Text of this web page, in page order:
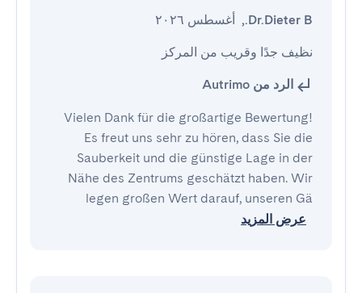
Dr.Dieter B.
, أغسطس ٢٠٢٦
نظيف جدًا وقريب من المركز
الرد من Autrimo
Vielen Dank für die großartige Bewertung!
Es freut uns sehr zu hören, dass Sie die
Sauberkeit und die günstige Lage in der
Nähe des Zentrums geschätzt haben. Wir
legen großen Wert darauf, unseren Gä
عرض المزيد